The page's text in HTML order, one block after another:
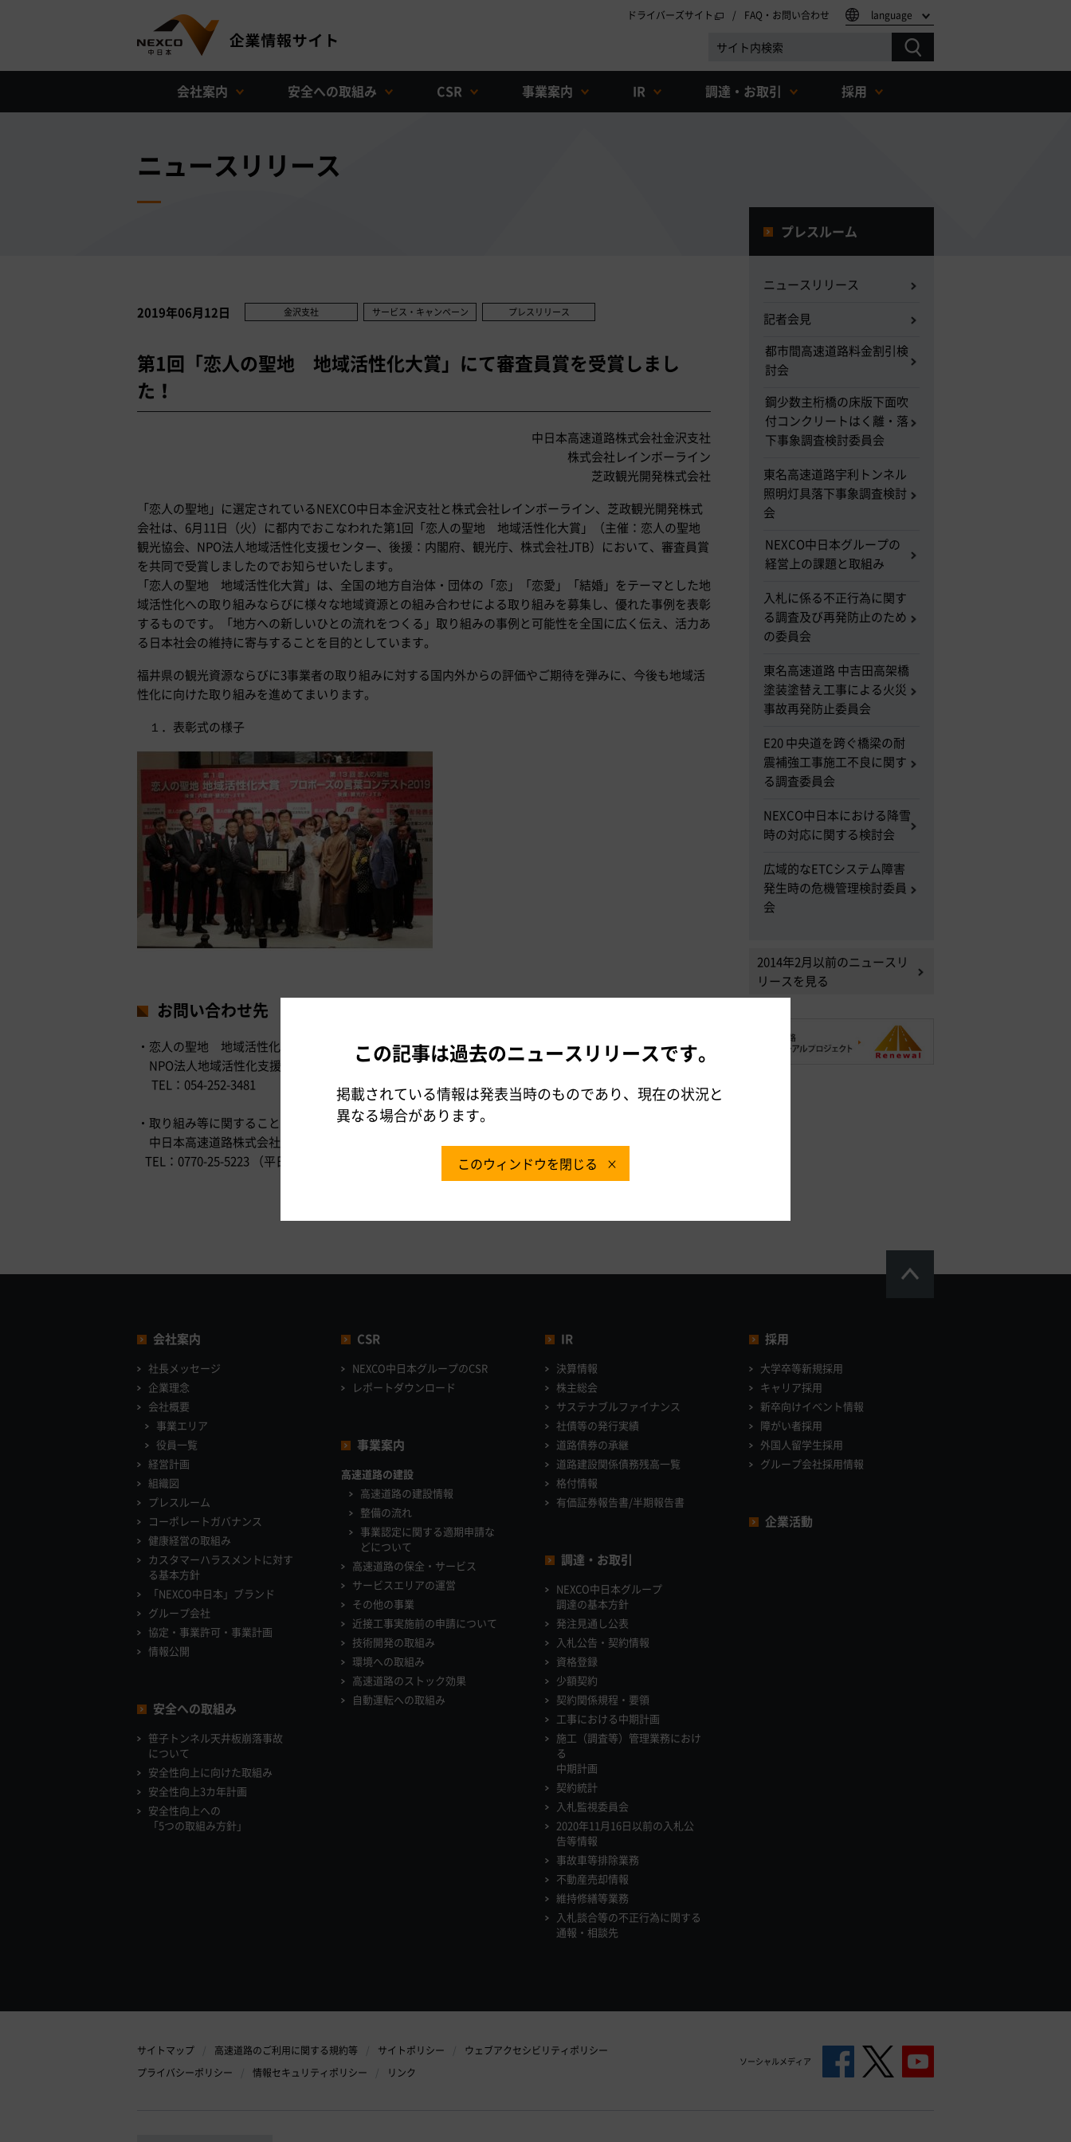
ドライバーズサイト FAQ・お問い合わせ language
会社案内 安全への取組み CSR 事業案内 IR 調達・お取引 採用
ニュースリリース
2019年06月12日 金沢支社 サービス・キャンペーン プレスリリース
第1回「恋人の聖地 地域活性化大賞」にて審査員賞を受賞しまし
た！
中日本高速道路株式会社金沢支社
株式会社レインボーライン
芝政観光開発株式会社
「恋人の聖地」に選定されているNEXCO中日本金沢支社と株式会社レインボーライン、芝政観光開発株式
会社は、6月11日（火）に都内でおこなわれた第1回「恋人の聖地 地域活性化大賞」（主催：恋人の聖地
観光協会、NPO法人地域活性化支援センター、後援：内閣府、観光庁、株式会社JTB）において、審査員賞
を共同で受賞しましたのでお知らせいたします。
「恋人の聖地 地域活性化大賞」は、全国の地方自治体・団体の「恋」「恋愛」「結婚」をテーマとした地
域活性化への取り組みならびに様々な地域資源との組み合わせによる取り組みを募集し、優れた事例を表彰
するものです。「地方への新しいひとの流れをつくる」取り組みの事例と可能性を全国に広く伝え、活力あ
る日本社会の維持に寄与することを目的としています。
福井県の観光資源ならびに3事業者の取り組みに対する国内外からの評価やご期待を弾みに、今後も地域活
性化に向けた取り組みを進めてまいります。
１．表彰式の様子
お問い合わせ先
・恋人の聖地 地域活性化大賞に関すること
NPO法人地域活性化支援センター
TEL：054-252-3481
・取り組み等に関すること
中日本高速道路株式会社金沢支社敦賀保全・サービスセンター
TEL：0770-25-5223 （平日 9：00～17：30）
プレスルーム
ニュースリリース
記者会見
都市間高速道路料金割引検
討会
鋼少数主桁橋の床版下面吹
付コンクリートはく離・落
下事象調査検討委員会
東名高速道路宇利トンネル
照明灯具落下事象調査検討
会
NEXCO中日本グループの
経営上の課題と取組み
入札に係る不正行為に関す
る調査及び再発防止のため
の委員会
東名高速道路 中吉田高架橋
塗装塗替え工事による火災
事故再発防止委員会
E20 中央道を跨ぐ橋梁の耐
震補強工事施工不良に関す
る調査委員会
NEXCO中日本における降雪
時の対応に関する検討会
広域的なETCシステム障害
発生時の危機管理検討委員
会
2014年2月以前のニュースリ
リースを見る
会社案内
社長メッセージ
企業理念
会社概要
事業エリア
役員一覧
経営計画
組織図
プレスルーム
コーポレートガバナンス
健康経営の取組み
カスタマーハラスメントに対す
る基本方針
「NEXCO中日本」ブランド
グループ会社
協定・事業許可・事業計画
情報公開
安全への取組み
笹子トンネル天井板崩落事故
について
安全性向上に向けた取組み
安全性向上3カ年計画
安全性向上への
「5つの取組み方針」
CSR
NEXCO中日本グループのCSR
レポートダウンロード
事業案内
高速道路の建設
高速道路の建設情報
整備の流れ
事業認定に関する適期申請な
どについて
高速道路の保全・サービス
サービスエリアの運営
その他の事業
近接工事実施前の申請について
技術開発の取組み
環境への取組み
高速道路のストック効果
自動運転への取組み
IR
決算情報
株主総会
サステナブルファイナンス
社債等の発行実績
道路債券の承継
道路建設関係債務残高一覧
格付情報
有価証券報告書/半期報告書
調達・お取引
NEXCO中日本グループ
調達の基本方針
発注見通し公表
入札公告・契約情報
資格登録
少額契約
契約関係規程・要領
工事における中期計画
施工（調査等）管理業務におけ
る
中期計画
契約統計
入札監視委員会
2020年11月16日以前の入札公
告等情報
事故車等排除業務
不動産売却情報
維持修繕等業務
入札談合等の不正行為に関する
通報・相談先
採用
大学卒等新規採用
キャリア採用
新卒向けイベント情報
障がい者採用
外国人留学生採用
グループ会社採用情報
企業活動
サイトマップ 高速道路のご利用に関する規約等 サイトポリシー
ウェブアクセシビリティポリシー
プライバシーポリシー
情報セキュリティポリシー リンク
ソーシャルメディア
この記事は過去のニュースリリースです。
掲載されている情報は発表当時のものであり、現在の状況と
異なる場合があります。
このウィンドウを閉じる